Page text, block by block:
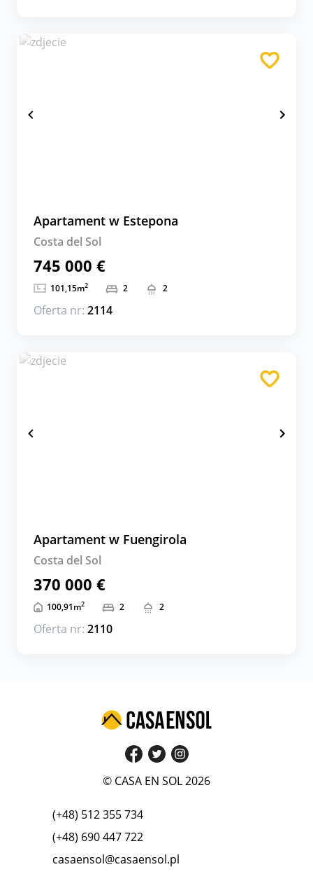
Apartament w Estepona
Costa del Sol
745 000 €
101,15m2 2 2
Oferta nr: 2114
Apartament w Fuengirola
Costa del Sol
370 000 €
100,91m2 2 2
Oferta nr: 2110
© CASA EN SOL 2026
(+48) 512 355 734
(+48) 690 447 722
casaensol@casaensol.pl